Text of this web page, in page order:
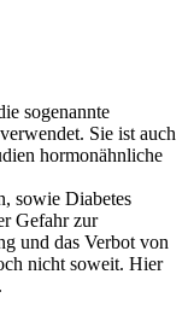
sogenannte
Sie ist auch
hormonähnliche
sowie Diabetes
Gefahr zur
und das Verbot von
nicht soweit. Hier